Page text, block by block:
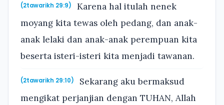
(2tawarikh 29:9)
Karena hal itulah nenek
moyang kita tewas oleh pedang, dan anak-
anak lelaki dan anak-anak perempuan kita
beserta isteri-isteri kita menjadi tawanan.
(2tawarikh 29:10)
Sekarang aku bermaksud
mengikat perjanjian dengan TUHAN, Allah